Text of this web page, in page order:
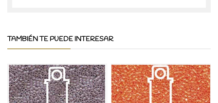
TAMBIÉN TE PUEDE INTERESAR